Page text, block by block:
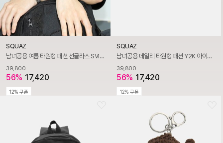
SQUAZ
남녀공용 여름 타원형 패션 선글라스 SVI012
39,800
56% 17,420
12% 쿠폰
SQUAZ
남녀공용 데일리 타원형 패션 Y2K 아이웨어 SVI012
39,800
56% 17,420
12% 쿠폰